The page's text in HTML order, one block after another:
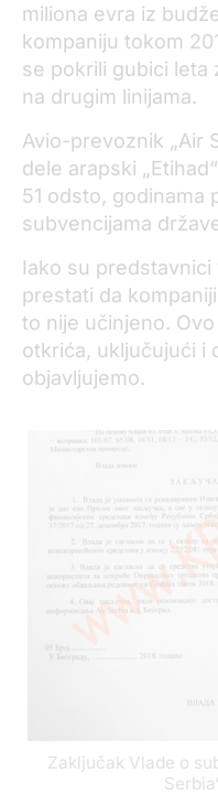
miliona evra iz
kompaniju tokom
se pokrili gubici leta
na drugim linijama.
Avio-prevoznik „Air
dele arapski
51 odsto, godinama
subvencijama
Iako su
prestati da
to nije učinjeno.
otkrića, uključujući i
objavljujemo.
Zaključak Vlade o